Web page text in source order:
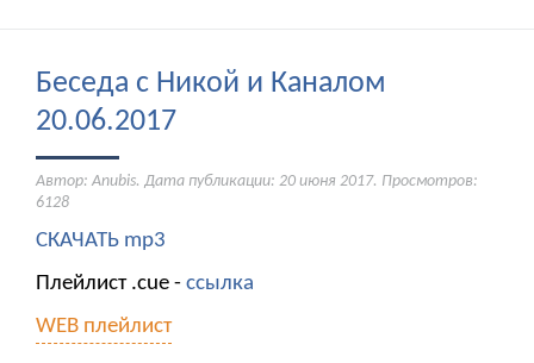
Беседа с Никой и Каналом
20.06.2017
Автор: Anubis. Дата публикации: 20 июня 2017. Просмотров:
6128
СКАЧАТЬ mp3
Плейлист .cue - ссылка
WEB плейлист